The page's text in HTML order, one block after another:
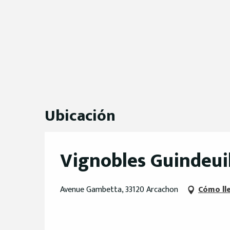
Ubicación
Vignobles
Avenue Gambetta, 33120 Arcachon Cómo